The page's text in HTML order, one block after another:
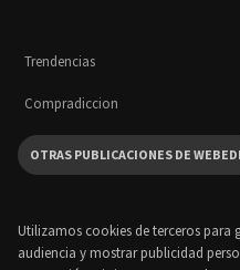
Trendencias
Compradiccion
OTRAS PUBLICACIONES DE
Utilizamos cookies de terceros para
audiencia y mostrar publicidad